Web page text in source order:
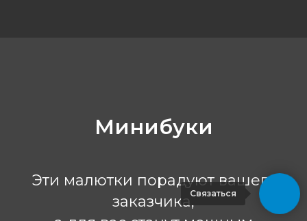
Минибуки
Эти малютки порадуют вашего
заказчика,Связаться